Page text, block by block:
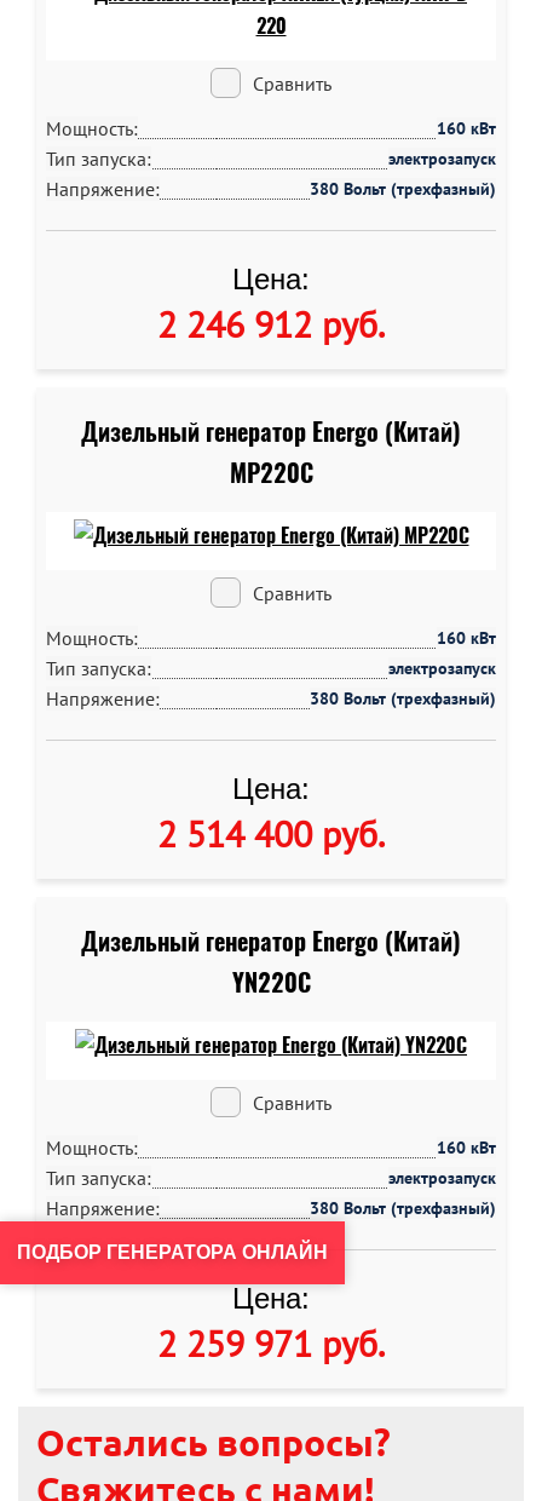
Сравнить
Мощность:
160 кВт
Тип запуска: электрозапуск
Напряжение: 380 Вольт (трехфазный)
Цена:
2 246 912 руб.
Дизельный генератор Energo (Китай)
MP220C
Сравнить
Мощность:
160 кВт
Тип запуска: электрозапуск
Напряжение: 380 Вольт (трехфазный)
Цена:
2 514 400 руб.
Дизельный генератор Energo (Китай)
YN220C
Сравнить
Мощность:
160 кВт
Тип запуска: электрозапуск
Напряжение: 380 Вольт (трехфазный)
Цена:
2 259 971 руб.
Остались вопросы?
Свяжитесь с нами!
ПОДБОР ГЕНЕРАТОРА ОНЛАЙН